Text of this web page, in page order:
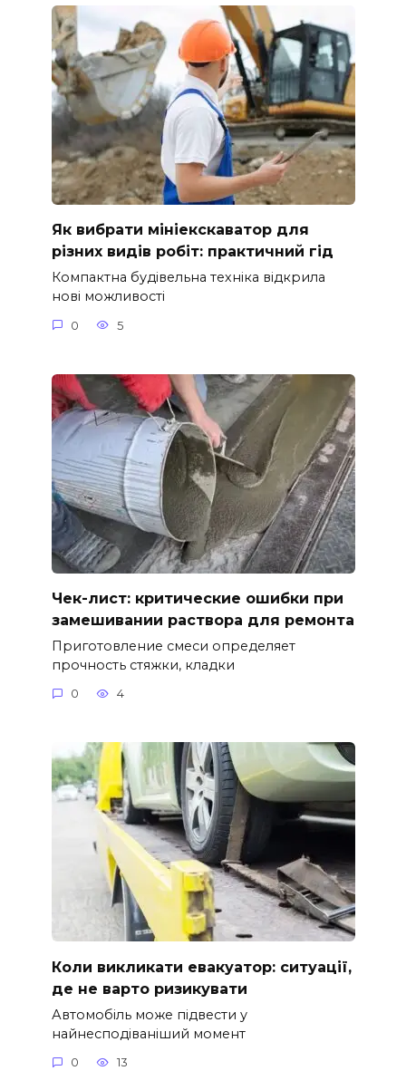
Як вибрати мініекскаватор для
різних видів робіт: практичний гід
Компактна будівельна техніка відкрила
нові можливості
0 5
Чек-лист: критические ошибки при
замешивании раствора для ремонта
Приготовление смеси определяет
прочность стяжки, кладки
0 4
Коли викликати евакуатор: ситуації,
де не варто ризикувати
Автомобіль може підвести у
найнесподіваніший момент
0 13